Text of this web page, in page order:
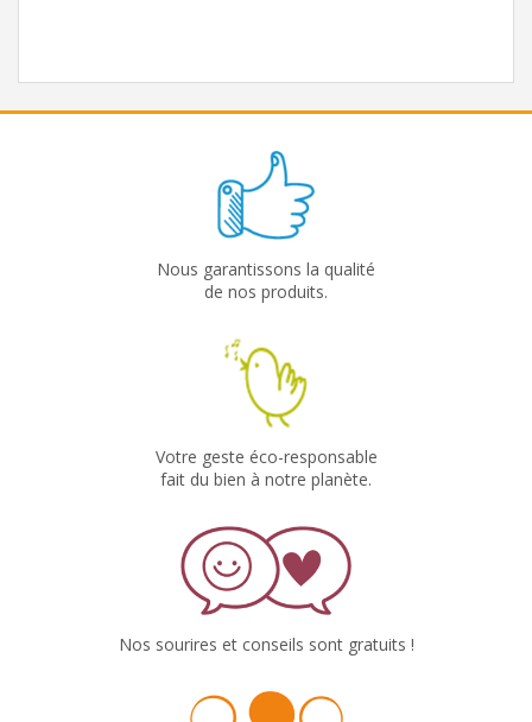
Nous garantissons la qualité
de nos produits.
Votre geste éco-responsable
fait du bien à notre planète.
Nos sourires et conseils sont gratuits !